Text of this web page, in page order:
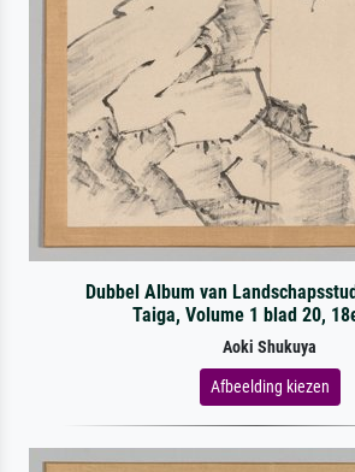
Dubbel Album van
Taiga, Volume 1 blad 20,
Aoki Shukuya
Afbeelding kiezen